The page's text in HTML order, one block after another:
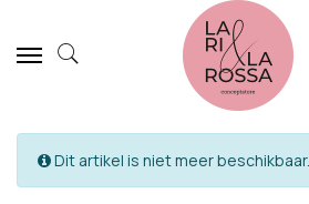
Dit artikel is niet meer beschikbaar.